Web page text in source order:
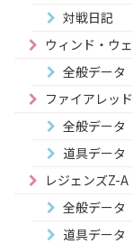
対戦日記
ウィンド・ウ
全般データ
ファイアレッ
全般データ
道具データ
レジェンズZ-A
全般データ
道具データ